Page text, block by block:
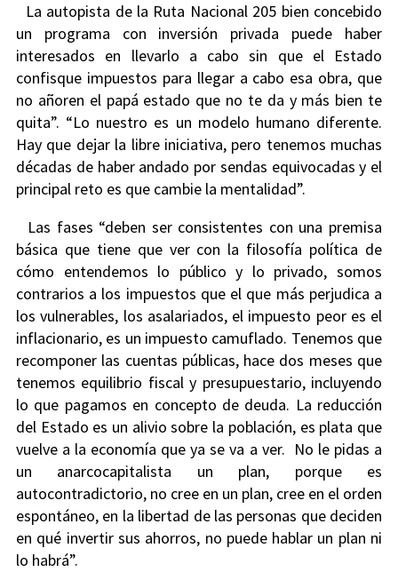
La autopista de la Ruta Nacional 205 bien concebido
un programa con inversión privada puede haber
interesados en llevarlo a cabo sin que el Estado
confisque impuestos para llegar a cabo esa obra, que
no añoren el papá estado que no te da y más bien te
quita”. “Lo nuestro es un modelo humano diferente.
Hay que dejar la libre iniciativa, pero tenemos muchas
décadas de haber andado por sendas equivocadas y el
principal reto es que cambie la mentalidad”.
Las fases “deben ser consistentes con una premisa
básica que tiene que ver con la filosofía política de
cómo entendemos lo público y lo privado, somos
contrarios a los impuestos que el que más perjudica a
los vulnerables, los asalariados, el impuesto peor es el
inflacionario, es un impuesto camuflado. Tenemos que
recomponer las cuentas públicas, hace dos meses que
tenemos equilibrio fiscal y presupuestario, incluyendo
lo que pagamos en concepto de deuda. La reducción
del Estado es un alivio sobre la población, es plata que
vuelve a la economía que ya se va a ver. No le pidas a
un anarcocapitalista un plan, porque es
autocontradictorio, no cree en un plan, cree en el orden
espontáneo, en la libertad de las personas que deciden
en qué invertir sus ahorros, no puede hablar un plan ni
lo habrá”.